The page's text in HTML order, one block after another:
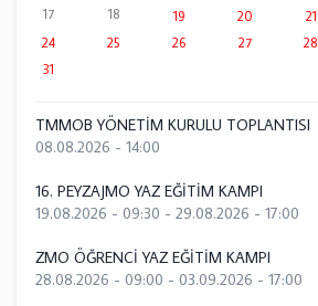
17
18 19 20 21
24
25 26 27 28
31
TMMOB YÖNETİM KURULU TOPLANTISI
08.08.2026 - 14:00
16. PEYZAJMO YAZ EĞİTİM KAMPI
19.08.2026 - 09:30 - 29.08.2026 - 17:00
ZMO ÖĞRENCİ YAZ EĞİTİM KAMPI
28.08.2026 - 09:00 - 03.09.2026 - 17:00